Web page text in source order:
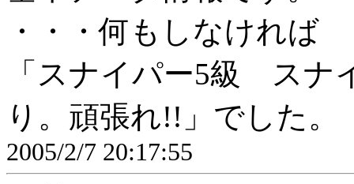
・・・何もしなければ
「スナイパー5級 スナ
り。頑張れ!!」でした。
2005/2/7 20:17:55